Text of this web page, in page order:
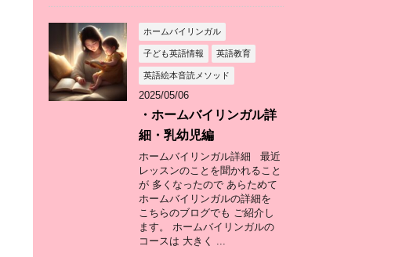
ホームバイリンガル
子ども英語情報 英語教育
英語絵本音読メソッド
2025/05/06
・ホームバイリンガル詳
細・乳幼児編
ホームバイリンガル詳細 最近
レッスンのことを聞かれること
が 多くなったので あらためて
ホームバイリンガルの詳細を
こちらのブログでも ご紹介し
ます。 ホームバイリンガルの
コースは 大きく ...